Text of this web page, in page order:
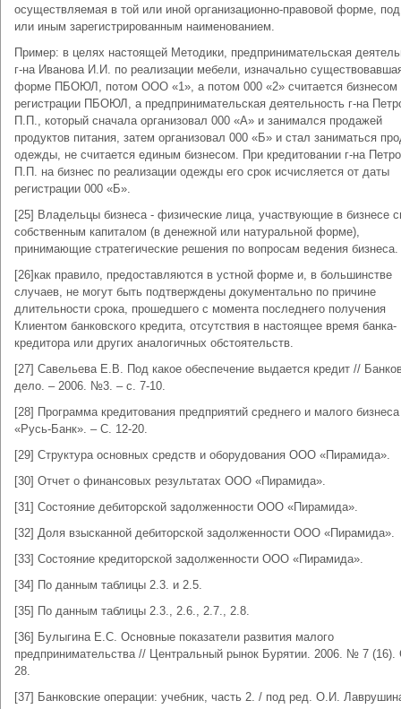
осуществляемая в той или иной организационно-правовой форме,
или иным зарегистрированным наименованием.
Пример: в целях настоящей Методики, предпринимательская
г-на Иванова И.И. по реализации мебели, изначально
форме ПБОЮЛ, потом ООО «1», а потом 000 «2» считается бизнесом
регистрации ПБОЮЛ, а предпринимательская деятельность г-на
П.П., который сначала организовал 000 «А» и занимался продажей
продуктов питания, затем организовал 000 «Б» и стал заниматься
одежды, не считается единым бизнесом. При кредитовании г-на
П.П. на бизнес по реализации одежды его срок исчисляется от даты
регистрации 000 «Б».
[25] Владельцы бизнеса - физические лица, участвующие в бизнесе
собственным капиталом (в денежной или натуральной форме),
принимающие стратегические решения по вопросам ведения бизнеса.
[26]как правило, предоставляются в устной форме и, в большинстве
случаев, не могут быть подтверждены документально по причине
длительности срока, прошедшего с момента последнего получения
Клиентом банковского кредита, отсутствия в настоящее время банка-
кредитора или других аналогичных обстоятельств.
[27] Савельева Е.В. Под какое обеспечение выдается кредит //
дело. – 2006. №3. – с. 7-10.
[28] Программа кредитования предприятий среднего и малого
«Русь-Банк». – С. 12-20.
[29] Структура основных средств и оборудования ООО «Пирамида».
[30] Отчет о финансовых результатах ООО «Пирамида».
[31] Состояние дебиторской задолженности ООО «Пирамида».
[32] Доля взысканной дебиторской задолженности ООО «Пирамида».
[33] Состояние кредиторской задолженности ООО «Пирамида».
[34] По данным таблицы 2.3. и 2.5.
[35] По данным таблицы 2.3., 2.6., 2.7., 2.8.
[36] Булыгина Е.С. Основные показатели развития малого
предпринимательства // Центральный рынок Бурятии. 2006. № 7 (16).
28.
[37] Банковские операции: учебник, часть 2. / под ред. О.И.